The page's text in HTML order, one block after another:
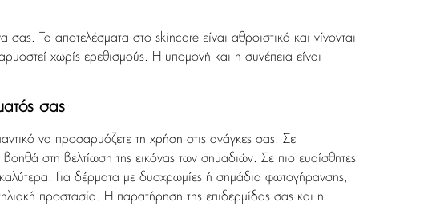
Τα αποτελέσματα στο skincare είναι αθροιστικά και γίνονται
χωρίς ερεθισμούς. Η υπομονή και η συνέπεια είναι
σας
να προσαρμόζετε τη χρήση στις ανάγκες σας. Σε
στη βελτίωση της εικόνας των σημαδιών. Σε πιο ευαίσθητες
Για δέρματα με δυσχρωμίες ή σημάδια φωτογήρανσης,
προστασία. Η παρατήρηση της επιδερμίδας σας και η